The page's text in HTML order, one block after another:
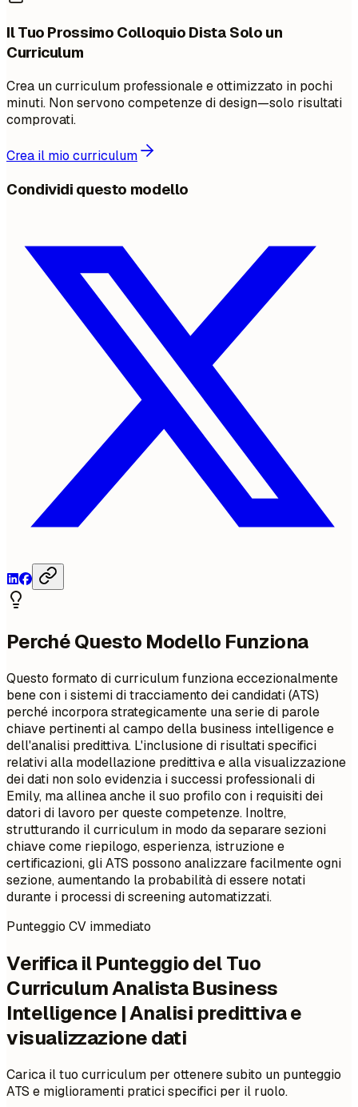
Il Tuo Prossimo Colloquio Dista Solo un
Curriculum
Crea un curriculum professionale e ottimizzato in pochi
minuti. Non servono competenze di design—solo risultati
comprovati.
Crea il mio curriculum
Condividi questo modello
Perché Questo Modello Funziona
Questo formato di curriculum funziona eccezionalmente
bene con i sistemi di tracciamento dei candidati (ATS)
perché incorpora strategicamente una serie di parole
chiave pertinenti al campo della business intelligence e
dell'analisi predittiva. L'inclusione di risultati specifici
relativi alla modellazione predittiva e alla visualizzazione
dei dati non solo evidenzia i successi professionali di
Emily, ma allinea anche il suo profilo con i requisiti dei
datori di lavoro per queste competenze. Inoltre,
strutturando il curriculum in modo da separare sezioni
chiave come riepilogo, esperienza, istruzione e
certificazioni, gli ATS possono analizzare facilmente ogni
sezione, aumentando la probabilità di essere notati
durante i processi di screening automatizzati.
Punteggio CV immediato
Verifica il Punteggio del Tuo
Curriculum Analista Business
Intelligence | Analisi predittiva e
visualizzazione dati
Carica il tuo curriculum per ottenere subito un punteggio
ATS e miglioramenti pratici specifici per il ruolo.